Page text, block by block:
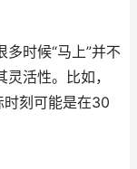
时候“马上”并不
活性。比如，
时刻可能是在30